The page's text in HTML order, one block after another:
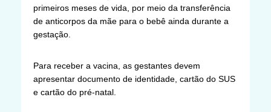
primeiros meses de vida, por meio da transferência
de anticorpos da mãe para o bebê ainda durante a
gestação.
Para receber a vacina, as gestantes devem
apresentar documento de identidade, cartão do SUS
e cartão do pré-natal.